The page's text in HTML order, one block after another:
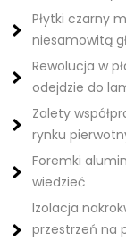
Płytki czarny
niesamowitą
Rewolucja w
odejdzie do
Zalety
rynku
Foremki
wiedzieć
Izolacja
przestrzeń na